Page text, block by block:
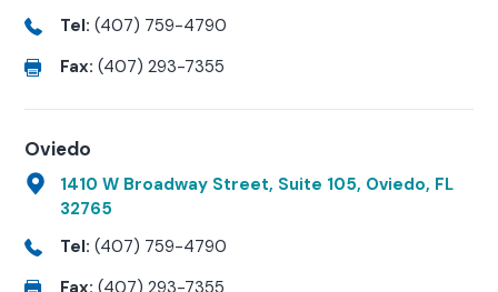
Tel: (407) 759-4790
Fax: (407) 293-7355
Oviedo
1410 W Broadway Street, Suite 105, Oviedo, FL
32765
Tel: (407) 759-4790
Fax: (407) 293-7355